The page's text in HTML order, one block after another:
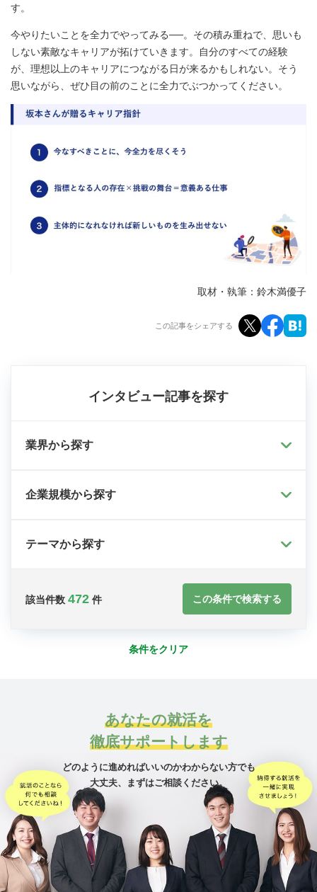
す。
今やりたいことを全力でやってみる──。その積み重ねで、思いも
しない素敵なキャリアが拓けていきます。自分のすべての経験
が、理想以上のキャリアにつながる日が来るかもしれない。そう
思いながら、ぜひ目の前のことに全力でぶつかってください。
取材・執筆：鈴木満優子
この記事をシェアする
インタビュー記事を探す
業界から探す
企業規模から探す
テーマから探す
該当件数 472 件 この条件で検索する
条件をクリア
あなたの就活を
徹底サポートします
どのように進めればいいのかわからない方でも
大丈夫、
まずはご相談ください。